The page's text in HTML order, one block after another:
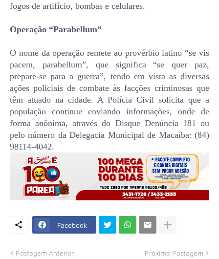
fogos de artifício, bombas e celulares.
Operação “Parabellum”
O nome da operação remete ao provérbio latino “se vis
pacem, parabellum”, que significa “se quer paz,
prepare-se para a guerra”, tendo em vista as diversas
ações policiais de combate às facções criminosas que
têm atuado na cidade. A Polícia Civil solicita que a
população continue enviando informações, onde de
forma anônima, através do Disque Denúncia 181 ou
pelo número da Delegacia Municipal de Macaíba: (84)
98114-4042.
Facebook
Postagem Anterior Próxima Postagem